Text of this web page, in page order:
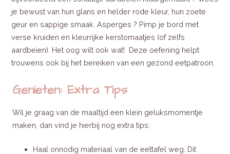
je bewust van hun glans en helder rode kleur, hun zoete
geur en sappige smaak. Asperges ? Pimp je bord met
verse kruiden en kleurrijke kerstomaatjes (of zelfs
aardbeien). Het oog wilt ook wat! Deze oefening helpt
trouwens ook bij het bereiken van een gezond eetpatroon.
Genieten: Extra Tips
Wil je graag van de maaltijd een klein geluksmomentje
maken, dan vind je hierbij nog extra tips:
Haal onnodig materiaal van de eettafel weg. Dit